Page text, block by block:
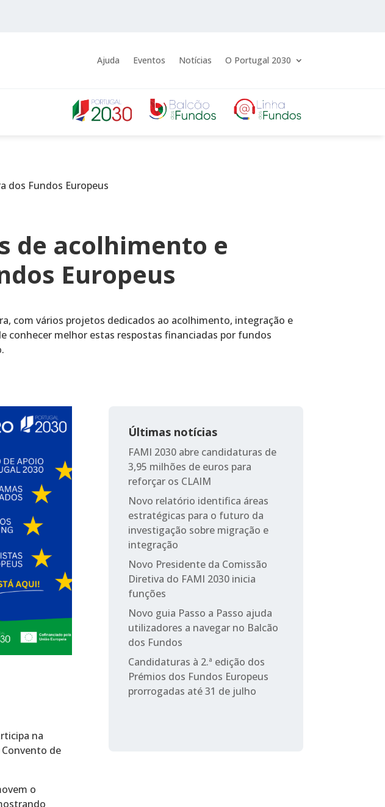
Ajuda Eventos Notícias O Portugal 2030
dos Fundos Europeus
de acolhimento e
Europeus
com vários projetos dedicados ao acolhimento, integração e
conhecer melhor estas respostas financiadas por fundos
na
de
o
Últimas notícias
FAMI 2030 abre candidaturas de
3,95 milhões de euros para
reforçar os CLAIM
Novo relatório identifica áreas
estratégicas para o futuro da
investigação sobre migração e
integração
Novo Presidente da Comissão
Diretiva do FAMI 2030 inicia
funções
Novo guia Passo a Passo ajuda
utilizadores a navegar no Balcão
dos Fundos
Candidaturas à 2.ª edição dos
Prémios dos Fundos Europeus
prorrogadas até 31 de julho